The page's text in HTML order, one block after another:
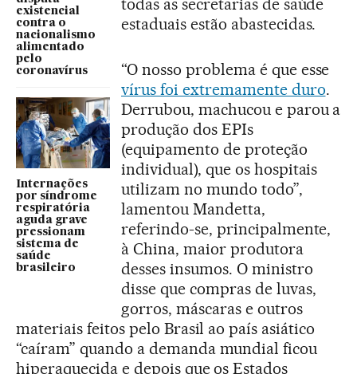
existencial
contra o
nacionalismo
alimentado
pelo
coronavírus
Internações
por síndrome
respiratória
aguda grave
pressionam
sistema de
saúde
brasileiro
todas as secretarias de saúde
estaduais estão abastecidas.
“O nosso problema é que esse
vírus foi extremamente duro.
Derrubou, machucou e parou a
produção dos EPIs
(equipamento de proteção
individual), que os hospitais
utilizam no mundo todo”,
lamentou Mandetta,
referindo-se, principalmente,
à China, maior produtora
desses insumos. O ministro
disse que compras de luvas,
gorros, máscaras e outros
materiais feitos pelo Brasil ao país asiático
“caíram” quando a demanda mundial ficou
hiperaquecida e depois que os Estados